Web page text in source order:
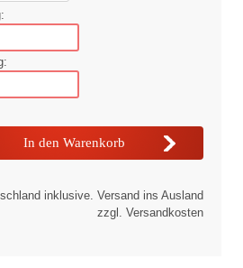
inklusive. Versand ins Ausland
zzgl. Versandkosten